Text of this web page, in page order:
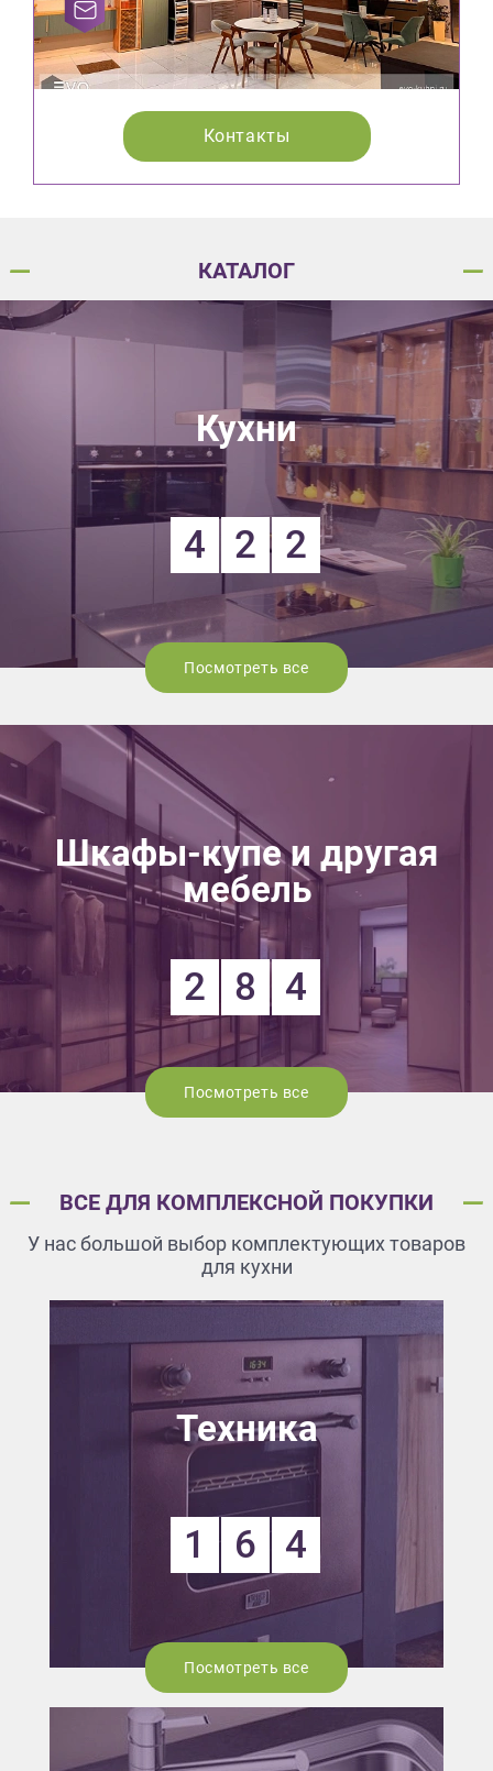
Контакты
КАТАЛОГ
Кухни
4 2 2
Посмотреть все
Шкафы-купе и другая
мебель
2 8 4
Посмотреть все
ВСЕ ДЛЯ КОМПЛЕКСНОЙ ПОКУПКИ
У нас большой выбор комплектующих товаров
для кухни
Техника
1 6 4
Посмотреть все